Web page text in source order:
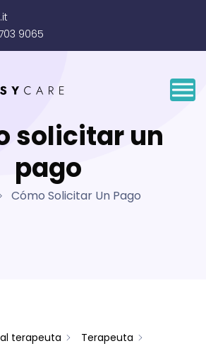
9065
solicitar un
pago
Cómo Solicitar Un Pago
terapeuta
Terapeuta